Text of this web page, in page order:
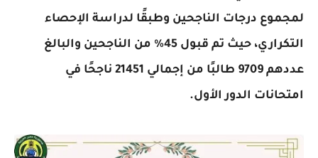
لمجموع درجات الناجحين وطبقًا لدراسة الإحصاء
التكراري، حيث تم قبول 45% من الناجحين والبالغ
عددهم 9709 طالبًا من إجمالي 21451 ناجحًا في
امتحانات الدور الأول.